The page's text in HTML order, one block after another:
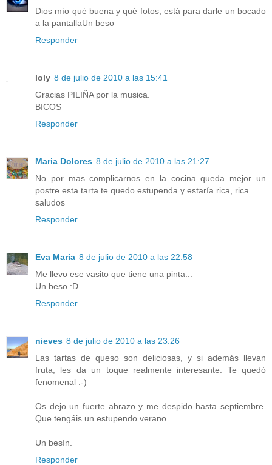
Dios mío qué buena y qué fotos, está para darle un bocado
a la pantallaUn beso
Responder
loly 8 de julio de 2010 a las 15:41
Gracias PILIÑA por la musica.
BICOS
Responder
Maria Dolores 8 de julio de 2010 a las 21:27
No por mas complicarnos en la cocina queda mejor un
postre esta tarta te quedo estupenda y estaría rica, rica.
saludos
Responder
Eva Maria 8 de julio de 2010 a las 22:58
Me llevo ese vasito que tiene una pinta...
Un beso.:D
Responder
nieves 8 de julio de 2010 a las 23:26
Las tartas de queso son deliciosas, y si además llevan
fruta, les da un toque realmente interesante. Te quedó
fenomenal :-)
Os dejo un fuerte abrazo y me despido hasta septiembre.
Que tengáis un estupendo verano.
Un besín.
Responder